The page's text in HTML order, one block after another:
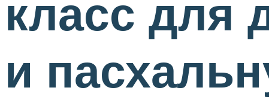
класс для
и